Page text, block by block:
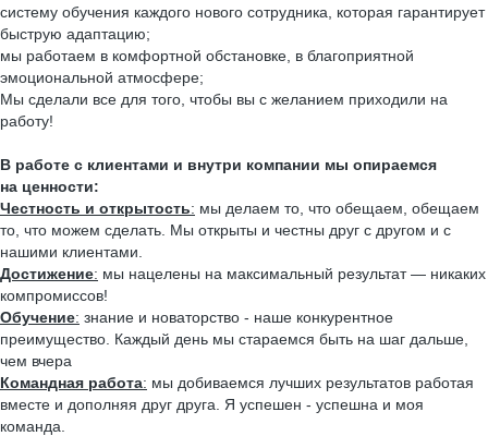
систему обучения каждого нового сотрудника, которая гарантирует
быструю адаптацию;
мы работаем в комфортной обстановке, в благоприятной
эмоциональной атмосфере;
Мы сделали все для того, чтобы вы с желанием приходили на
работу!
В работе с клиентами и внутри компании мы опираемся
на ценности:
Честность и открытость: мы делаем то, что обещаем, обещаем
то, что можем сделать. Мы открыты и честны друг с другом и с
нашими клиентами.
Достижение: мы нацелены на максимальный результат — никаких
компромиссов!
Обучение: знание и новаторство - наше конкурентное
преимущество. Каждый день мы стараемся быть на шаг дальше,
чем вчера
Командная работа: мы добиваемся лучших результатов работая
вместе и дополняя друг друга. Я успешен - успешна и моя
команда.